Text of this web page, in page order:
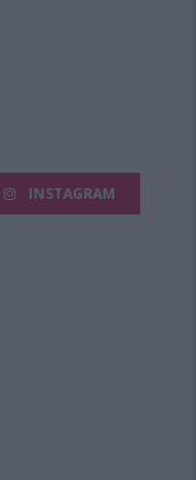
INSTAGRAM